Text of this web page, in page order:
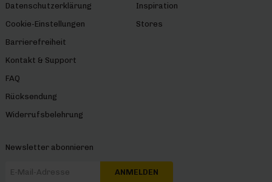
Datenschutzerklärung
Cookie-Einstellungen
Barrierefreiheit
Kontakt & Support
FAQ
Rücksendung
Widerrufsbelehrung
Inspiration
Stores
Newsletter abonnieren
ANMELDEN